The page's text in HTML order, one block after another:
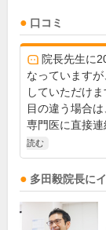
口コミ
院長先生に
なっています
していただけ
目の違う場合
専門医に直接連
読む
多田毅院長に